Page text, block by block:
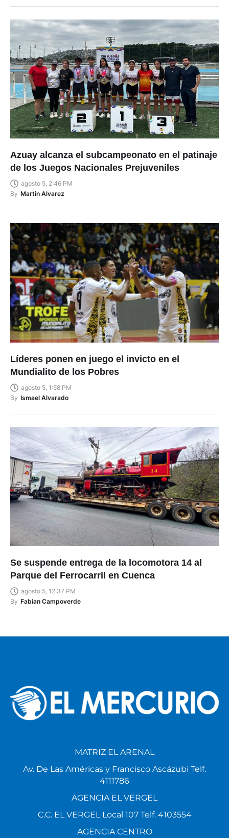
Azuay alcanza el subcampeonato en el patinaje
de los Juegos Nacionales Prejuveniles
agosto 5, 2:46 PM
By Martin Alvarez
Líderes ponen en juego el invicto en el
Mundialito de los Pobres
agosto 5, 1:58 PM
By Ismael Alvarado
Se suspende entrega de la locomotora 14 al
Parque del Ferrocarril en Cuenca
agosto 5, 12:37 PM
By Fabian Campoverde
MATRIZ EL ARENAL
Av. De Las Américas y Francisco Ascázubi Telf.
4111786
AGENCIA EL VERGEL
C.C. EL VERGEL Local 107 Telf. 4103554
AGENCIA CENTRO